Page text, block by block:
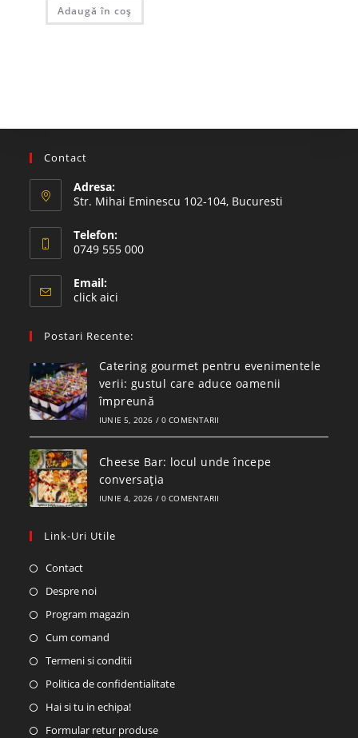
Adaugă în coș
Contact
Adresa:
Str. Mihai Eminescu 102-104, Bucuresti
Telefon:
0749 555 000
Email:
click aici
Postari Recente:
Catering gourmet pentru evenimentele
verii: gustul care aduce oamenii
împreună
IUNIE 5, 2026 / 0 COMENTARII
Cheese Bar: locul unde începe
conversația
IUNIE 4, 2026 / 0 COMENTARII
Link-Uri Utile
Contact
Despre noi
Program magazin
Cum comand
Termeni si conditii
Politica de confidentialitate
Hai si tu in echipa!
Formular retur produse